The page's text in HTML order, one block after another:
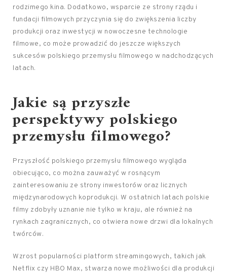
rodzimego kina. Dodatkowo, wsparcie ze strony rządu i
fundacji filmowych przyczynia się do zwiększenia liczby
produkcji oraz inwestycji w nowoczesne technologie
filmowe, co może prowadzić do jeszcze większych
sukcesów polskiego przemysłu filmowego w nadchodzących
latach.
Jakie są przyszłe
perspektywy polskiego
przemysłu filmowego?
Przyszłość polskiego przemysłu filmowego wygląda
obiecująco, co można zauważyć w rosnącym
zainteresowaniu ze strony inwestorów oraz licznych
międzynarodowych koprodukcji. W ostatnich latach polskie
filmy zdobyły uznanie nie tylko w kraju, ale również na
rynkach zagranicznych, co otwiera nowe drzwi dla lokalnych
twórców.
Wzrost popularności platform streamingowych, takich jak
Netflix czy HBO Max, stwarza nowe możliwości dla produkcji